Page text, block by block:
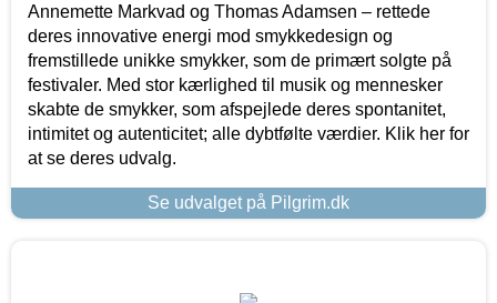
Annemette Markvad og Thomas Adamsen – rettede
deres innovative energi mod smykkedesign og
fremstillede unikke smykker, som de primært solgte på
festivaler. Med stor kærlighed til musik og mennesker
skabte de smykker, som afspejlede deres spontanitet,
intimitet og autenticitet; alle dybtfølte værdier. Klik her for
at se deres udvalg.
Se udvalget på Pilgrim.dk